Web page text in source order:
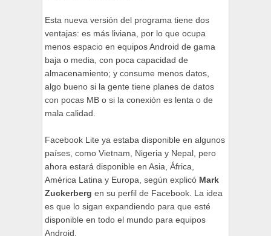
Esta nueva versión del programa tiene dos
ventajas: es más liviana, por lo que ocupa
menos espacio en equipos Android de gama
baja o media, con poca capacidad de
almacenamiento; y consume menos datos,
algo bueno si la gente tiene planes de datos
con pocas MB o si la conexión es lenta o de
mala calidad.
Facebook Lite ya estaba disponible en algunos
países, como Vietnam, Nigeria y Nepal, pero
ahora estará disponible en Asia, África,
América Latina y Europa, según explicó Mark
Zuckerberg en su perfil de Facebook. La idea
es que lo sigan expandiendo para que esté
disponible en todo el mundo para equipos
Android.